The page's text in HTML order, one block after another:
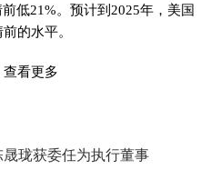
低21%。预计到2025年，美国
的水平。
看更多
晟珑获委任为执行董事